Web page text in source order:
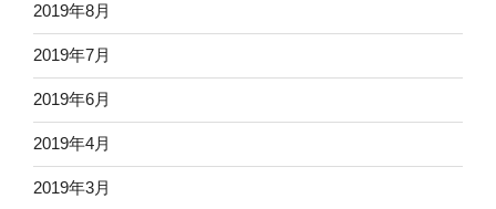
2019年8月
2019年7月
2019年6月
2019年4月
2019年3月